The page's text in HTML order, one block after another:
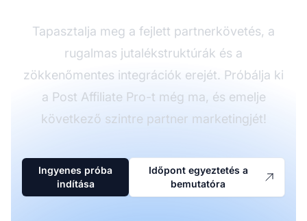
Tapasztalja meg a fejlett partnerkövetés, a
rugalmas jutalékstruktúrák és a
zökkenőmentes integrációk erejét. Próbálja ki
a Post Affiliate Pro-t még ma, és emelje
következő szintre partner marketingjét!
Ingyenes próba
indítása
Időpont egyeztetés a
bemutatóra